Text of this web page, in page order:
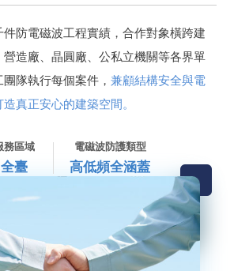
件防電磁波工程實績，合作對象橫跨建
造廠、晶圓廠、公私立機關等各界單
隊執行每個案件，兼顧結構安全與電
真正安心的建築空間。
務區域
全臺
電磁波防護類型
高低頻全涵蓋